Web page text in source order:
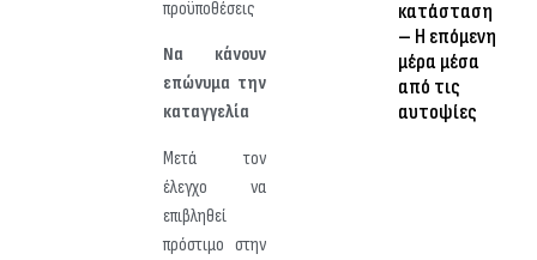
προϋποθέσεις
Να κάνουν
επώνυμα την
καταγγελία
Μετά τον
έλεγχο να
επιβληθεί
πρόστιμο στην
κατάσταση
– Η επόμενη
μέρα μέσα
από τις
αυτοψίες